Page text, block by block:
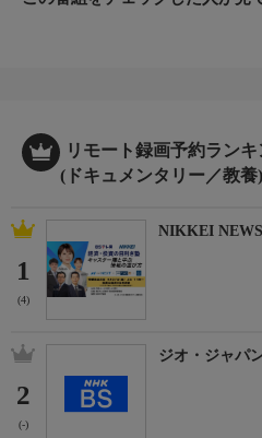
キーワード１
キーワード２
リモート録画予約ランキ
(ドキュメンタリー／教養)
1
(4)
NIKKEI
2
(-)
ジオ・ジャパ